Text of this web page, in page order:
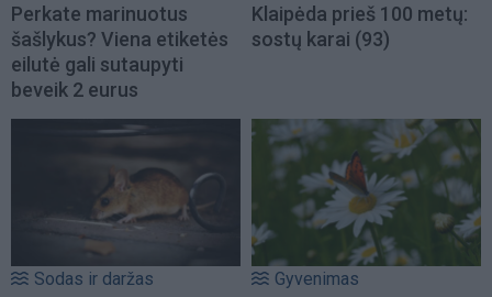
Perkate marinuotus
šašlykus? Viena etiketės
eilutė gali sutaupyti
beveik 2 eurus
Klaipėda prieš 100 metų:
sostų karai (93)
Sodas ir daržas Gyvenimas